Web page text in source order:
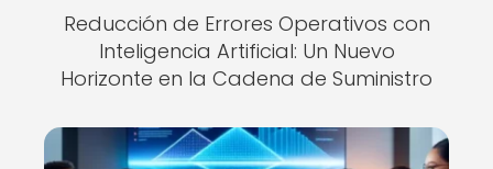
Reducción de Errores Operativos con
Inteligencia Artificial: Un Nuevo
Horizonte en la Cadena de Suministro